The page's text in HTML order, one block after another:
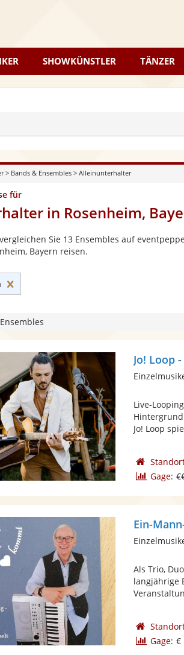
SHOWKÜNSTLER TÄNZER
> Bands & Ensembles> Alleinunterhalter
für
in Rosenheim,
Sie 13 Ensembles auf
Bayern reisen.
Jo! Loop
Live-
Jo! Loop
Gage:
Ein-
Als Trio,
langjährige
Gage: €